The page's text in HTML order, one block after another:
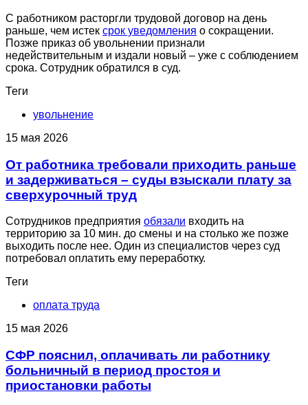
С работником расторгли трудовой договор на день
раньше, чем истек срок уведомления о сокращении.
Позже приказ об увольнении признали
недействительным и издали новый – уже с соблюдением
срока. Сотрудник обратился в суд.
Теги
увольнение
15 мая 2026
От работника требовали приходить раньше
и задерживаться – суды взыскали плату за
сверхурочный труд
Сотрудников предприятия обязали входить на
территорию за 10 мин. до смены и на столько же позже
выходить после нее. Один из специалистов через суд
потребовал оплатить ему переработку.
Теги
оплата труда
15 мая 2026
СФР пояснил, оплачивать ли работнику
больничный в период простоя и
приостановки работы